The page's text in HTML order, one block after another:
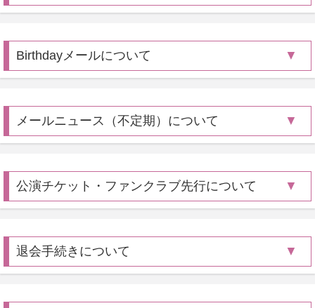
Birthdayメールについて
メールニュース（不定期）について
公演チケット・ファンクラブ先行について
退会手続きについて